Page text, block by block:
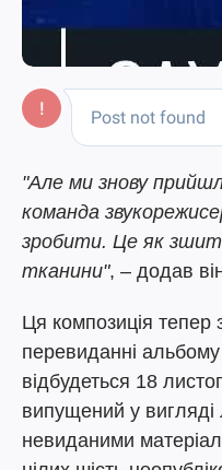
"Але ми знову
команда
зробити. Це як
тканини", – додав
Ця композиція тепер
перевиданні
відбудеться 18
випущений у вигляді
невиданими